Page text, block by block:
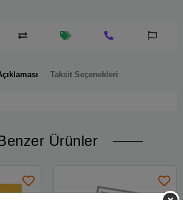
Taksit Seçenekleri
Ürünler